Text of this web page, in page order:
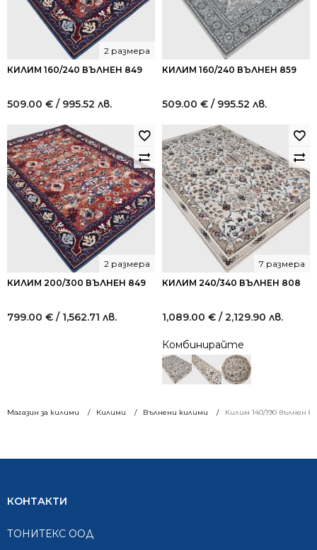
Магазин за килими Килими Вълнени килими Килим 140/190 вълнен
КИЛИМ 160/240 ВЪЛНЕН 849
2 размера
509.00 € / 995.52 лв.
КИЛИМ 160/240 ВЪЛНЕН 859
509.00 € / 995.52 лв.
КИЛИМ 200/300 ВЪЛНЕН 849
2 размера
799.00 € / 1,562.71 лв.
КИЛИМ 240/340 ВЪЛНЕН 808
7 размера
1,089.00 € / 2,129.90 лв.
Комбинирайте
КОНТАКТИ
ТОНИТЕКС ООД